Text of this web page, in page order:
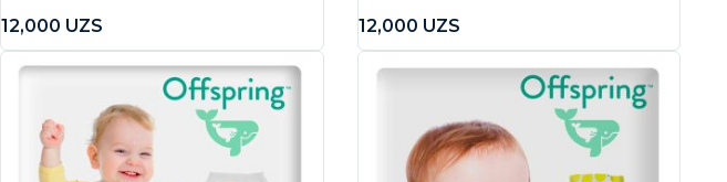
12,000 UZS 12,000 UZS